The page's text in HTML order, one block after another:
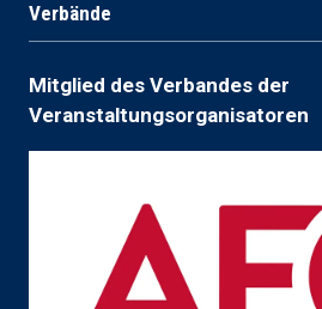
Verbände
Mitglied des Verbandes der
Veranstaltungsorganisatoren